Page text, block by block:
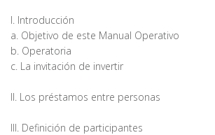
I. Introducción
a. Objetivo de este Manual Operativo
b. Operatoria
c. La invitación de invertir
II. Los préstamos entre personas
III. Definición de participantes